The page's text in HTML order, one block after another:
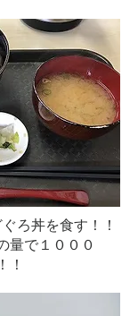
ろ丼を食す！！
量で１０００
！